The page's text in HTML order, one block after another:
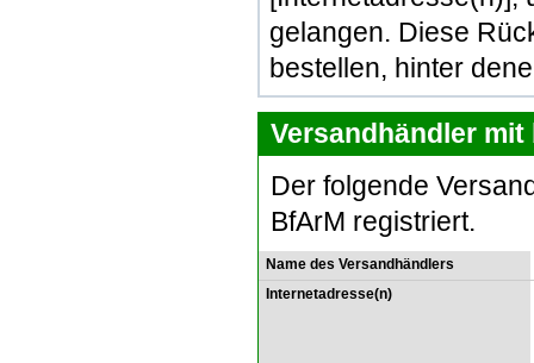
gelangen. Diese
bestellen, hinter
Versandhändler
Der folgende
BfArM registriert.
Name des Versandhändlers
Internetadresse(n)